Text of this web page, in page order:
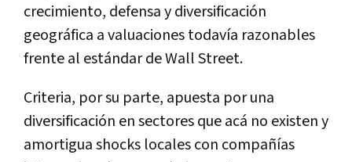
crecimiento, defensaydiversificación
geográfica a valuaciones todavía razonables
frente al estándar de Wall Street.
Criteria, por su parte, apuesta por una
diversificación en sectores que acá no existen y
amortiguashocks locales con compañías